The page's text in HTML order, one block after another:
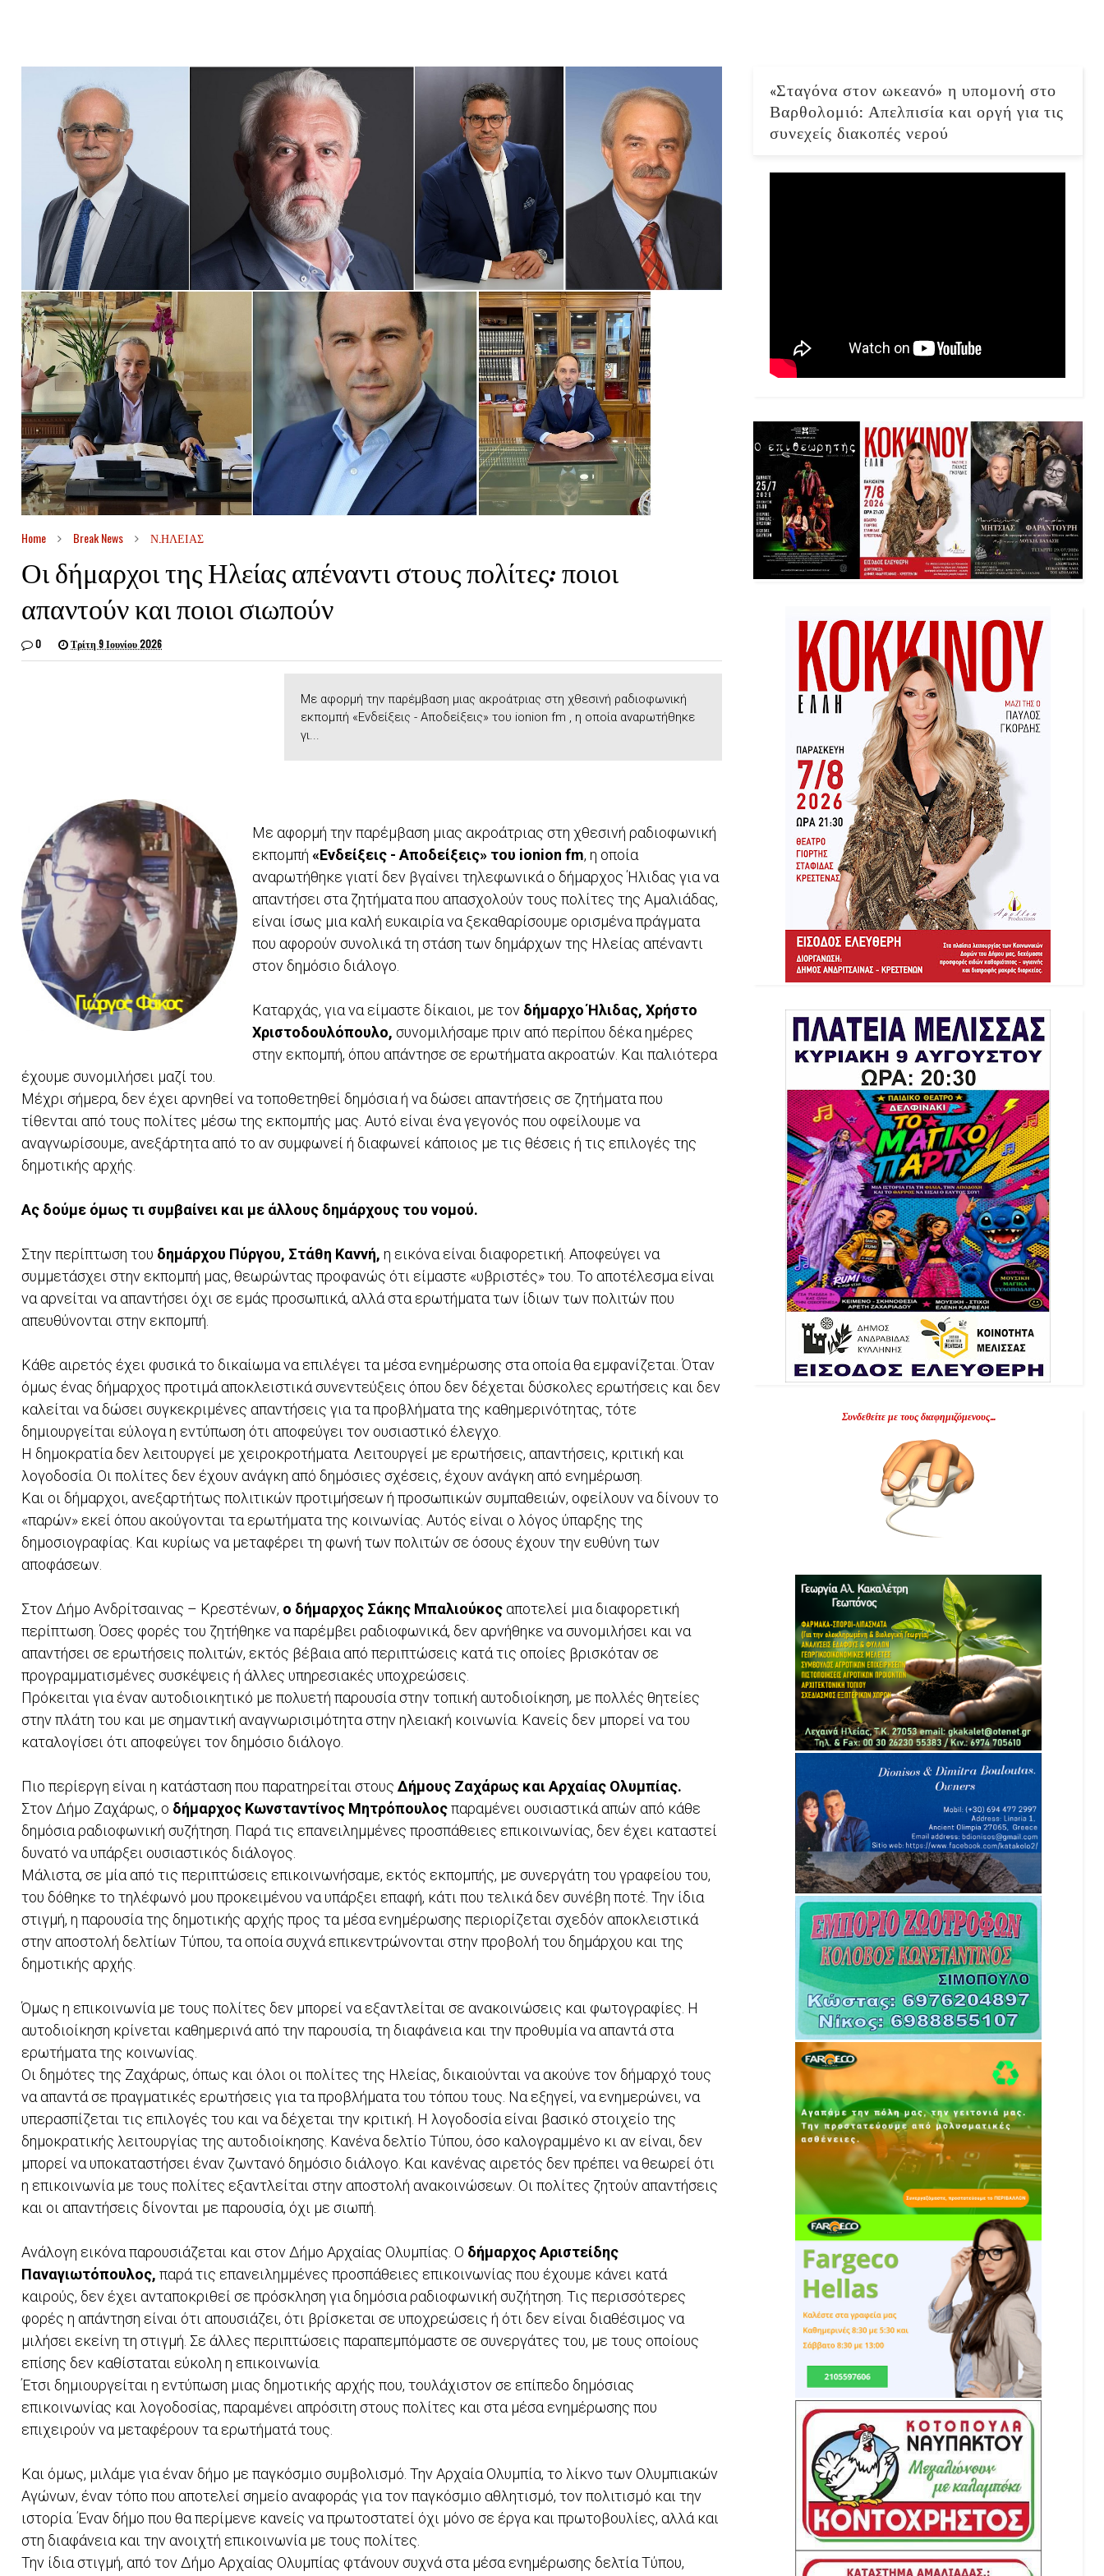
Home Break News Ν.ΗΛΕΙΑΣ
Οι δήμαρχοι της Ηλείας απέναντι στους πολίτες: ποιοι
απαντούν και ποιοι σιωπούν
0 Τρίτη 9 Ιουνίου 2026
Με αφορμή την παρέμβαση μιας ακροάτριας στη χθεσινή ραδιοφωνική
εκπομπή «Ενδείξεις - Αποδείξεις» του ionion fm , η οποία αναρωτήθηκε
γι...
Με αφορμή την παρέμβαση μιας ακροάτριας στη χθεσινή ραδιοφωνική
εκπομπή«Ενδείξεις - Αποδείξεις» του ionion fm, η οποία
αναρωτήθηκε γιατί δεν βγαίνει τηλεφωνικά ο δήμαρχος Ήλιδας για να
απαντήσει στα ζητήματα που απασχολούν τους πολίτες της Αμαλιάδας,
είναι ίσως μια καλή ευκαιρία να ξεκαθαρίσουμε ορισμένα πράγματα
που αφορούν συνολικά τη στάση των δημάρχων της Ηλείας απέναντι
στον δημόσιο διάλογο.
Καταρχάς, για να είμαστε δίκαιοι, με τον δήμαρχο Ήλιδας, Χρήστο
Χριστοδουλόπουλο, συνομιλήσαμε πριν από περίπου δέκα ημέρες
στην εκπομπή, όπου απάντησε σε ερωτήματα ακροατών. Και παλιότερα
έχουμε συνομιλήσει μαζί του.
Μέχρι σήμερα, δεν έχει αρνηθεί να τοποθετηθεί δημόσια ή να δώσει απαντήσεις σε ζητήματα που
τίθενται από τους πολίτες μέσω της εκπομπής μας. Αυτό είναι ένα γεγονός που οφείλουμε να
αναγνωρίσουμε, ανεξάρτητα από το αν συμφωνεί ή διαφωνεί κάποιος με τις θέσεις ή τις επιλογές της
δημοτικής αρχής.
Ας δούμε όμως τι συμβαίνει και με άλλους δημάρχους του νομού.
Στην περίπτωση του δημάρχου Πύργου, Στάθη Καννή, η εικόνα είναι διαφορετική. Αποφεύγει να
συμμετάσχει στην εκπομπή μας, θεωρώντας προφανώς ότι είμαστε «υβριστές» του. Το αποτέλεσμα είναι
να αρνείται να απαντήσει όχι σε εμάς προσωπικά, αλλά στα ερωτήματα των ίδιων των πολιτών που
απευθύνονται στην εκπομπή.
Κάθε αιρετός έχει φυσικά το δικαίωμα να επιλέγει τα μέσα ενημέρωσης στα οποία θα εμφανίζεται. Όταν
όμως ένας δήμαρχος προτιμά αποκλειστικά συνεντεύξεις όπου δεν δέχεται δύσκολες ερωτήσεις και δεν
καλείται να δώσει συγκεκριμένες απαντήσεις για τα προβλήματα της καθημερινότητας, τότε
δημιουργείται εύλογα η εντύπωση ότι αποφεύγει τον ουσιαστικό έλεγχο.
Η δημοκρατία δεν λειτουργεί με χειροκροτήματα. Λειτουργεί με ερωτήσεις, απαντήσεις, κριτική και
λογοδοσία. Οι πολίτες δεν έχουν ανάγκη από δημόσιες σχέσεις, έχουν ανάγκη από ενημέρωση.
Και οι δήμαρχοι, ανεξαρτήτως πολιτικών προτιμήσεων ή προσωπικών συμπαθειών, οφείλουν να δίνουν το
«παρών» εκεί όπου ακούγονται τα ερωτήματα της κοινωνίας. Αυτός είναι ο λόγος ύπαρξης της
δημοσιογραφίας. Και κυρίως να μεταφέρει τη φωνή των πολιτών σε όσους έχουν την ευθύνη των
αποφάσεων.
Στον Δήμο Ανδρίτσαινας – Κρεστένων, ο δήμαρχος Σάκης Μπαλιούκος αποτελεί μια διαφορετική
περίπτωση. Όσες φορές του ζητήθηκε να παρέμβει ραδιοφωνικά, δεν αρνήθηκε να συνομιλήσει και να
απαντήσει σε ερωτήσεις πολιτών, εκτός βέβαια από περιπτώσεις κατά τις οποίες βρισκόταν σε
προγραμματισμένες συσκέψεις ή άλλες υπηρεσιακές υποχρεώσεις.
Πρόκειται για έναν αυτοδιοικητικό με πολυετή παρουσία στην τοπική αυτοδιοίκηση, με πολλές θητείες
στην πλάτη του και με σημαντική αναγνωρισιμότητα στην ηλειακή κοινωνία. Κανείς δεν μπορεί να του
καταλογίσει ότι αποφεύγει τον δημόσιο διάλογο.
Πιο περίεργη είναι η κατάσταση που παρατηρείται στουςΔήμους Ζαχάρως και Αρχαίας Ολυμπίας.
Στον Δήμο Ζαχάρως, ο δήμαρχος Κωνσταντίνος Μητρόπουλοςπαραμένει ουσιαστικά απών από κάθε
δημόσια ραδιοφωνική συζήτηση. Παρά τις επανειλημμένες προσπάθειες επικοινωνίας, δεν έχει καταστεί
δυνατό να υπάρξει ουσιαστικός διάλογος.
Μάλιστα, σε μία από τις περιπτώσεις επικοινωνήσαμε, εκτός εκπομπής, με συνεργάτη του γραφείου του,
του δόθηκε το τηλέφωνό μου προκειμένου να υπάρξει επαφή, κάτι που τελικά δεν συνέβη ποτέ. Την ίδια
στιγμή, η παρουσία της δημοτικής αρχής προς τα μέσα ενημέρωσης περιορίζεται σχεδόν αποκλειστικά
στην αποστολή δελτίων Τύπου, τα οποία συχνά επικεντρώνονται στην προβολή του δημάρχου και της
δημοτικής αρχής.
Όμως η επικοινωνία με τους πολίτες δεν μπορεί να εξαντλείται σε ανακοινώσεις και φωτογραφίες. Η
αυτοδιοίκηση κρίνεται καθημερινά από την παρουσία, τη διαφάνεια και την προθυμία να απαντά στα
ερωτήματα της κοινωνίας.
Οι δημότες της Ζαχάρως, όπως και όλοι οι πολίτες της Ηλείας, δικαιούνται να ακούνε τον δήμαρχό τους
να απαντά σε πραγματικές ερωτήσεις για τα προβλήματα του τόπου τους. Να εξηγεί, να ενημερώνει, να
υπερασπίζεται τις επιλογές του και να δέχεται την κριτική. Η λογοδοσία είναι βασικό στοιχείο της
δημοκρατικής λειτουργίας της αυτοδιοίκησης. Κανένα δελτίο Τύπου, όσο καλογραμμένο κι αν είναι, δεν
μπορεί να υποκαταστήσει έναν ζωντανό δημόσιο διάλογο. Και κανένας αιρετός δεν πρέπει να θεωρεί ότι
η επικοινωνία με τους πολίτες εξαντλείται στην αποστολή ανακοινώσεων. Οι πολίτες ζητούν απαντήσεις
και οι απαντήσεις δίνονται με παρουσία, όχι με σιωπή.
Ανάλογη εικόνα παρουσιάζεται και στον Δήμο Αρχαίας Ολυμπίας. Ο δήμαρχος Αριστείδης
Παναγιωτόπουλος, παρά τις επανειλημμένες προσπάθειες επικοινωνίας που έχουμε κάνει κατά
καιρούς, δεν έχει ανταποκριθεί σε πρόσκληση για δημόσια ραδιοφωνική συζήτηση. Τις περισσότερες
φορές η απάντηση είναι ότι απουσιάζει, ότι βρίσκεται σε υποχρεώσεις ή ότι δεν είναι διαθέσιμος να
μιλήσει εκείνη τη στιγμή. Σε άλλες περιπτώσεις παραπεμπόμαστε σε συνεργάτες του, με τους οποίους
επίσης δεν καθίσταται εύκολη η επικοινωνία.
Έτσι δημιουργείται η εντύπωση μιας δημοτικής αρχής που, τουλάχιστον σε επίπεδο δημόσιας
επικοινωνίας και λογοδοσίας, παραμένει απρόσιτη στους πολίτες και στα μέσα ενημέρωσης που
επιχειρούν να μεταφέρουν τα ερωτήματά τους.
Και όμως, μιλάμε για έναν δήμο με παγκόσμιο συμβολισμό. Την Αρχαία Ολυμπία, το λίκνο των Ολυμπιακών
Αγώνων, έναν τόπο που αποτελεί σημείο αναφοράς για τον παγκόσμιο αθλητισμό, τον πολιτισμό και την
ιστορία. Έναν δήμο που θα περίμενε κανείς να πρωτοστατεί όχι μόνο σε έργα και πρωτοβουλίες, αλλά και
στη διαφάνεια και την ανοιχτή επικοινωνία με τους πολίτες.
Την ίδια στιγμή, από τον Δήμο Αρχαίας Ολυμπίας φτάνουν συχνά στα μέσα ενημέρωσης δελτία Τύπου,
«Σταγόνα στον ωκεανό» η υπομονή στο
Βαρθολομιό: Απελπισία και οργή για τις
συνεχείς διακοπές νερού
Συνδεθείτε με τους διαφημιζόμενους...